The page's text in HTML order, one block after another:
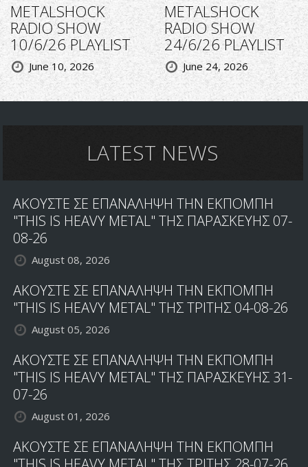
METALSHOCK
RADIO SHOW
10/6/26 PLAYLIST
June 10, 2026
METALSHOCK
RADIO SHOW
24/6/26 PLAYLIST
June 24, 2026
LATEST NEWS
ΑΚΟΥΣΤΕ ΣΕ ΕΠΑΝΑΛΗΨΗ ΤΗΝ ΕΚΠΟΜΠΗ
"THIS IS HEAVY METAL" ΤΗΣ ΠΑΡΑΣΚΕΥΗΣ 07-
08-26
August 08, 2026
ΑΚΟΥΣΤΕ ΣΕ ΕΠΑΝΑΛΗΨΗ ΤΗΝ ΕΚΠΟΜΠΗ
"THIS IS HEAVY METAL" ΤΗΣ ΤΡΙΤΗΣ 04-08-26
August 05, 2026
ΑΚΟΥΣΤΕ ΣΕ ΕΠΑΝΑΛΗΨΗ ΤΗΝ ΕΚΠΟΜΠΗ
"THIS IS HEAVY METAL" ΤΗΣ ΠΑΡΑΣΚΕΥΗΣ 31-
07-26
August 01, 2026
ΑΚΟΥΣΤΕ ΣΕ ΕΠΑΝΑΛΗΨΗ ΤΗΝ ΕΚΠΟΜΠΗ